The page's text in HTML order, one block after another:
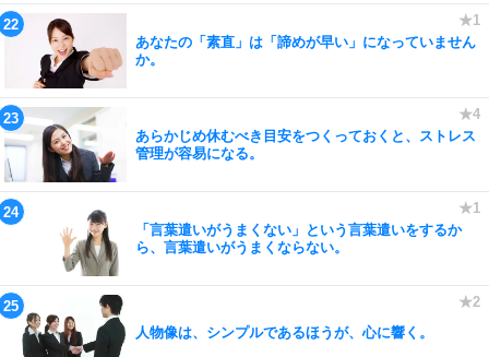
あなたの「素直」は「諦めが早い」になっていません
か。
あらかじめ休むべき目安をつくっておくと、ストレス
管理が容易になる。
「言葉遣いがうまくない」という言葉遣いをするか
ら、言葉遣いがうまくならない。
人物像は、シンプルであるほうが、心に響く。